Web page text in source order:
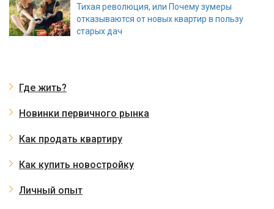
Тихая революция, или Почему зумеры
отказываются от новых квартир в пользу
старых дач
Где жить?
Новинки первичного рынка
Как продать квартиру
Как купить новостройку
Личный опыт